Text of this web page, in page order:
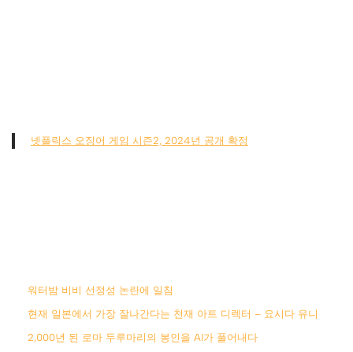
넷플릭스 오징어 게임 시즌2, 2024년 공개 확정
워터밤 비비 선정성 논란에 일침
현재 일본에서 가장 잘나간다는 천재 아트 디렉터 – 요시다 유니
2,000년 된 로마 두루마리의 봉인을 AI가 풀어내다